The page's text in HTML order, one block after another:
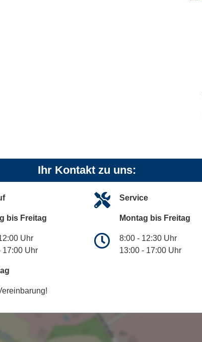
Ihr Kontakt zu uns:
bis Freitag
Uhr
17:00 Uhr
Service
Montag bis Freitag
8:00 - 12:30 Uhr
13:00 - 17:00 Uhr